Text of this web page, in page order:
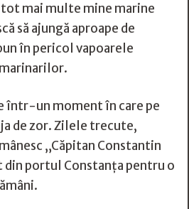
mai multe mine marine
să ajungă aproape de
în pericol vapoarele
într-un moment în care pe
de zor. Zilele trecute,
„Căpitan Constantin
din portul Constanța pentru o